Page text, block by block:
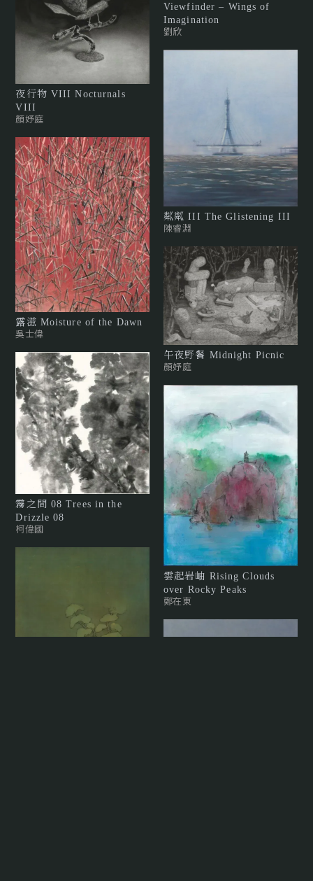
夜行物 VIII Nocturnals
VIII
顏妤庭
露滋 Moisture of the Dawn
吳士偉
霧之間 08 Trees in the
Drizzle 08
柯偉國
Viewfinder – Wings of
Imagination
劉欣
粼粼 III The Glistening III
陳睿淵
午夜野餐 Midnight Picnic
顏妤庭
雲起岩岫 Rising Clouds
over Rocky Peaks
鄭在東